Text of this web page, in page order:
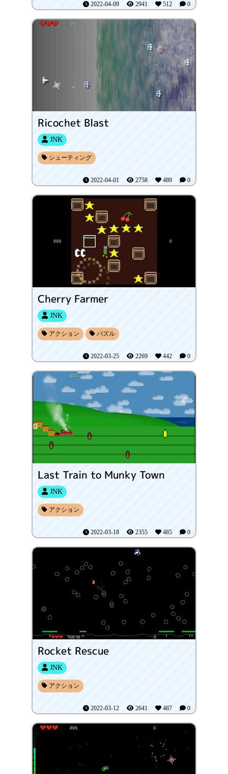
2022-04-09 2941 512 0
Ricochet Blast
JNK
シューティング
2022-04-01 2758 489 0
Cherry Farmer
JNK
アクション パズル
2022-03-25 2269 442 0
Last Train to Munky Town
JNK
アクション
2022-03-18 2355 485 0
Rocket Rescue
JNK
アクション
2022-03-12 2641 487 0